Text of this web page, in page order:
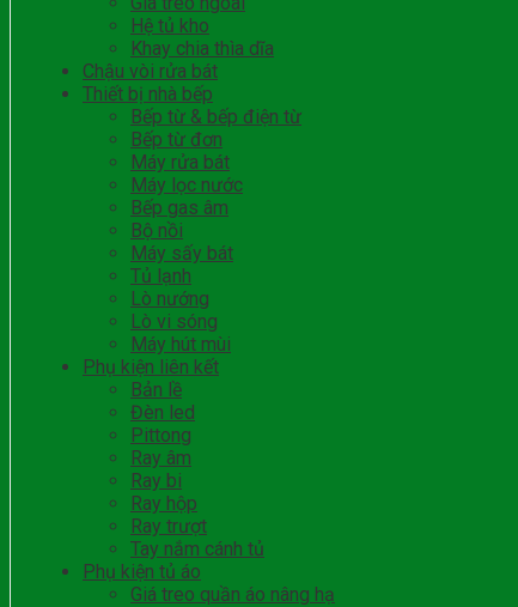
Hệ tủ kho
Khay chia thìa dĩa
Chậu vòi rửa bát
Thiết bị nhà bếp
Bếp từ & bếp điện từ
Bếp từ đơn
Máy rửa bát
Máy lọc nước
Bếp gas âm
Bộ nồi
Máy sấy bát
Tủ lạnh
Lò nướng
Lò vi sóng
Máy hút mùi
Phụ kiện liên kết
Bản lề
Đèn led
Pittong
Ray âm
Ray bi
Ray hộp
Ray trượt
Tay nắm cánh tủ
Phụ kiện tủ áo
Giá treo quần áo nâng hạ